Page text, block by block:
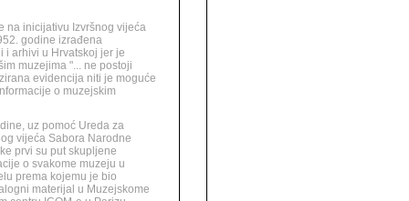
na inicijativu Izvršnog vijeća
godine izrađena
i arhivi u Hrvatskoj jer je
muzejima "... ne postoji
evidencija niti je moguće
o muzejskim
uz pomoć Ureda za
vijeća Sabora Narodne
prvi su put skupljene
o svakome muzeju u
prema kojemu je bio
materijal u Muzejskome